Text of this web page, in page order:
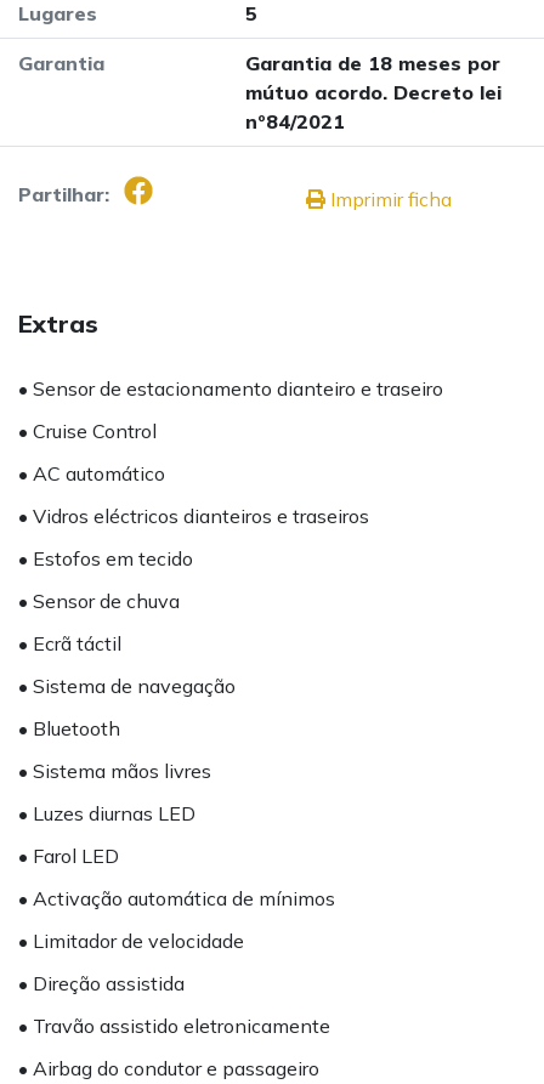
Lugares 5
Garantia
Garantia de 18 meses por
mútuo acordo. Decreto lei
nº84/2021
Partilhar: Imprimir ficha
Extras
• Sensor de estacionamento dianteiro e traseiro
• Cruise Control
• AC automático
• Vidros eléctricos dianteiros e traseiros
• Estofos em tecido
• Sensor de chuva
• Ecrã táctil
• Sistema de navegação
• Bluetooth
• Sistema mãos livres
• Luzes diurnas LED
• Farol LED
• Activação automática de mínimos
• Limitador de velocidade
• Direção assistida
• Travão assistido eletronicamente
• Airbag do condutor e passageiro